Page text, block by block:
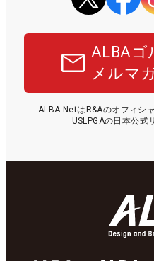
ALBAゴ
メルマ
ALBA NetはR&Aのオフィシ
USLPGAの日本公式